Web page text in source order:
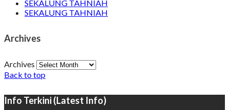
SEKALUNG TAHNIAH
SEKALUNG TAHNIAH
Archives
Archives
Back to top
Info Terkini (Latest Info)